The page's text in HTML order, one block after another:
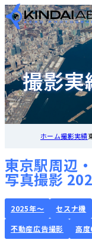
撮影実
ホーム撮影実績
東京駅周辺
写真撮影
2025年～ セスナ機
不動産広告撮影
高